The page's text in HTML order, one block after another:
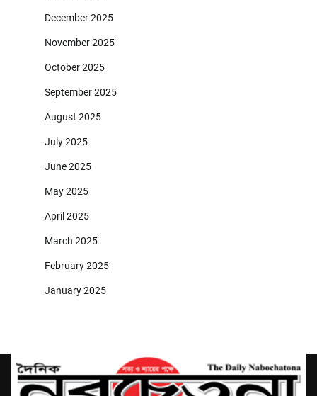
December 2025
November 2025
October 2025
September 2025
August 2025
July 2025
June 2025
May 2025
April 2025
March 2025
February 2025
January 2025